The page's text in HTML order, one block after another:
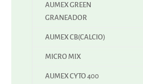
AUMEX GREEN
GRANEADOR
AUMEX CB(CALCIO)
MICRO MIX
AUMEX CYTO 400